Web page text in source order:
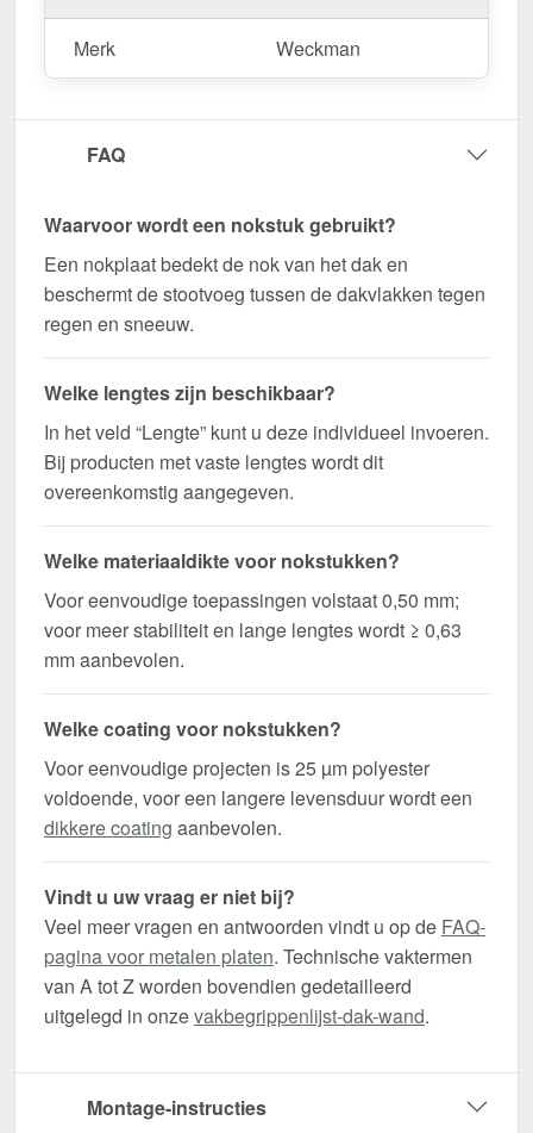
Duurzaam, weerbestendig, op maat gemaakt - bestel
Merk Weckman
FAQ
Waarvoor wordt een nokstuk gebruikt?
Een nokplaat bedekt de nok van het dak en
beschermt de stootvoeg tussen de dakvlakken tegen
regen en sneeuw.
Welke lengtes zijn beschikbaar?
In het veld “Lengte” kunt u deze individueel invoeren.
Bij producten met vaste lengtes wordt dit
overeenkomstig aangegeven.
Welke materiaaldikte voor nokstukken?
Voor eenvoudige toepassingen volstaat 0,50 mm;
voor meer stabiliteit en lange lengtes wordt ≥ 0,63
mm aanbevolen.
Welke coating voor nokstukken?
Voor eenvoudige projecten is 25 µm polyester
voldoende, voor een langere levensduur wordt een
dikkere coating aanbevolen.
Vindt u uw vraag er niet bij?
Veel meer vragen en antwoorden vindt u op de FAQ-
pagina voor metalen platen. Technische vaktermen
van A tot Z worden bovendien gedetailleerd
uitgelegd in onzevakbegrippenlijst-dak-wand.
Montage-instructies